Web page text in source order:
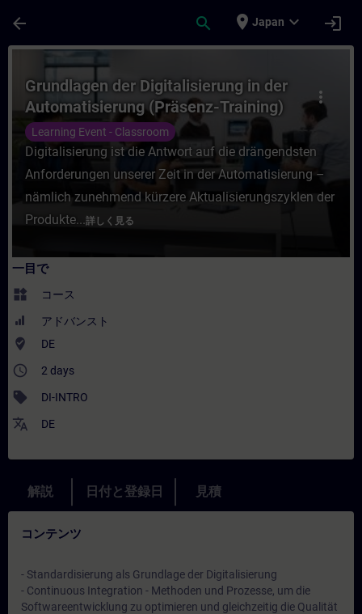
arrow_back search place Japan expand_more login
コース - Grundlagen der Digitalisierung
more_vert
Grundlagen der Digitalisierung in der
Automatisierung (Präsenz-Training)
Learning Event - Classroom
Digitalisierung ist die Antwort auf die drängendsten
Anforderungen unserer Zeit in der Automatisierung –
nämlich zunehmend kürzere Aktualisierungszyklen der
Produkte...詳しく見る
一目で
widgets コース
アドバンスト
where_to_vote DE
access_time 2 days
sell DI-INTRO
translate DE
解説 日付と登録日 見積
コンテンツ
- Standardisierung als Grundlage der Digitalisierung
- Continuous Integration - Methoden und Prozesse, um die
Softwareentwicklung zu optimieren und gleichzeitig die Qualität